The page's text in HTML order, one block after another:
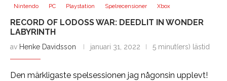
Nintendo PC Playstation Spelrecensioner Xbox
RECORD OF LODOSS WAR: DEEDLIT IN WONDER
LABYRINTH
av Henke Davidsson januari 31, 2022 5 minut(ers) lästid
Den märkligaste spelsessionen jag någonsin upplevt!